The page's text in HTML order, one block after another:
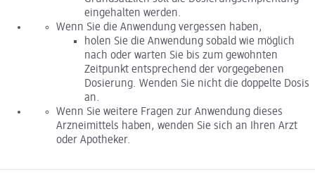
eingehalten werden.
Wenn Sie die Anwendung vergessen haben,
holen Sie die Anwendung sobald wie möglich
nach oder warten Sie bis zum gewohnten
Zeitpunkt entsprechend der vorgegebenen
Dosierung. Wenden Sie nicht die doppelte Dosis
an.
Wenn Sie weitere Fragen zur Anwendung dieses
Arzneimittels haben, wenden Sie sich an Ihren Arzt
oder Apotheker.